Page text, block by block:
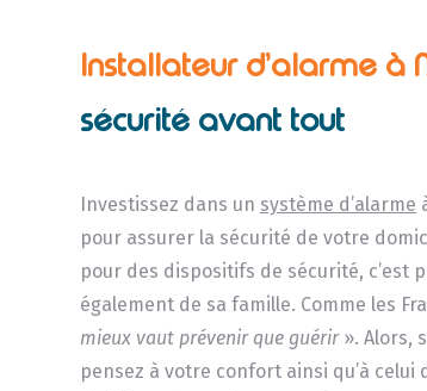
Installateur d’alarme à
sécurité avant tout
Investissez dans un système d’alarme
pour assurer la sécurité de votre
pour des dispositifs de sécurité, c’est
également de sa famille. Comme les
mieux vaut prévenir que guérir». Alors,
pensez à votre confort ainsi qu’à